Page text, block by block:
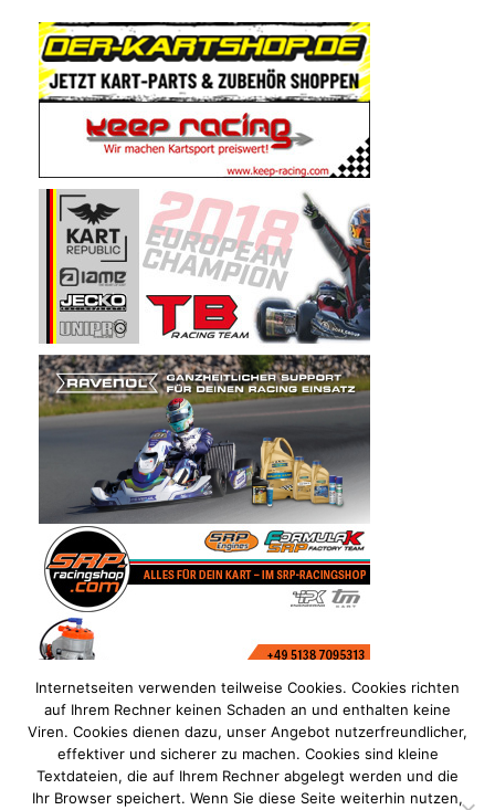
Internetseiten verwenden teilweise Cookies. Cookies richten
auf Ihrem Rechner keinen Schaden an und enthalten keine
Viren. Cookies dienen dazu, unser Angebot nutzerfreundlicher,
effektiver und sicherer zu machen. Cookies sind kleine
Textdateien, die auf Ihrem Rechner abgelegt werden und die
Ihr Browser speichert. Wenn Sie diese Seite weiterhin nutzen,